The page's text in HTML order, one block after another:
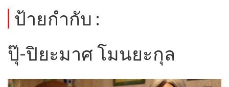
ป้ายกำกับ :
ปุ๊-ปิยะมาศ โมนยะกุล